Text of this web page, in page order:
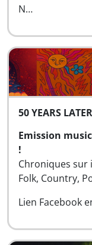
N…
50 YEARS LATER
Emission
!
Chroniques sur
Folk, Country,
Lien Facebook